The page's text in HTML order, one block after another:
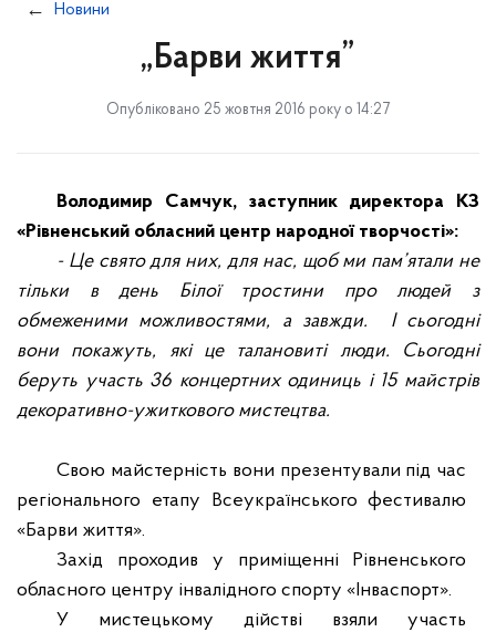
Новини
„Барви життя”
Опубліковано 25 жовтня 2016 року о 14:27
Володимир Самчук, заступник директора КЗ
«Рівненський обласний центр народної творчості»:
- Це свято для них, для нас, щоб ми пам’ятали не
тільки в день Білої тростини про людей з
обмеженими можливостями, а завжди. І сьогодні
вони покажуть, які це талановиті люди. Сьогодні
беруть участь 36 концертних одиниць і 15 майстрів
декоративно-ужиткового мистецтва.
Свою майстерність вони презентували під час
регіонального етапу Всеукраїнського фестивалю
«Барви життя».
Захід проходив у приміщенні Рівненського
обласного центру інвалідного спорту «Інваспорт».
У мистецькому дійстві взяли участь